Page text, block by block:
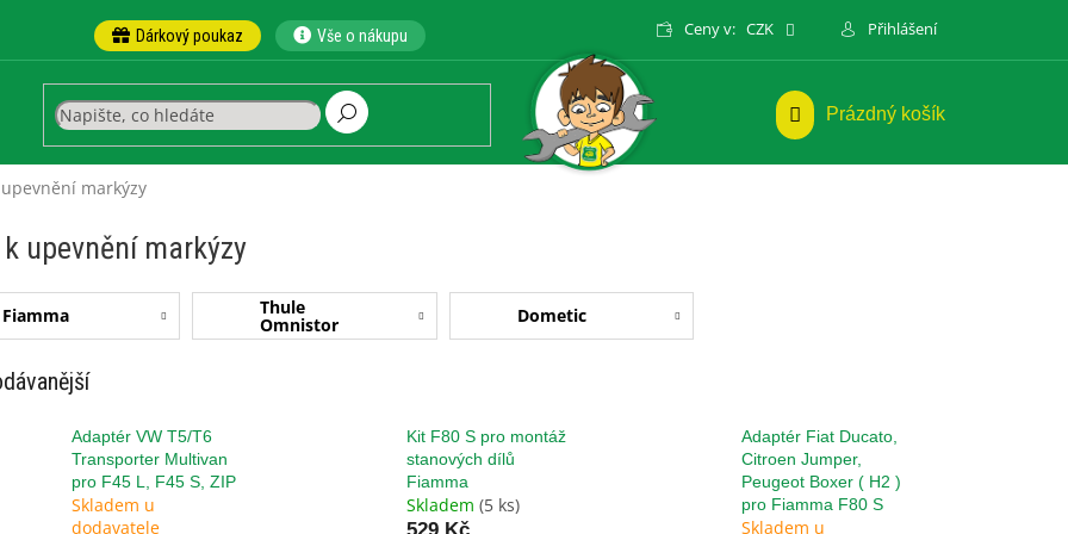
Ceny v: CZK Přihlášení
NÁKUPNÍ
Prázdný košík
Dárkový poukaz Vše o nákupu
upevnění markýzy
k upevnění markýzy
Fiamma Thule
Omnistor Dometic
Adaptér VW T5/T6
Transporter Multivan
pro F45 L, F45 S, ZIP
Skladem u
dodavatele
Kit F80 S pro montáž
stanových dílů
Fiamma
Skladem (5 ks)
Adaptér Fiat Ducato,
Citroen Jumper,
Peugeot Boxer ( H2 )
pro Fiamma F80 S
Skladem u